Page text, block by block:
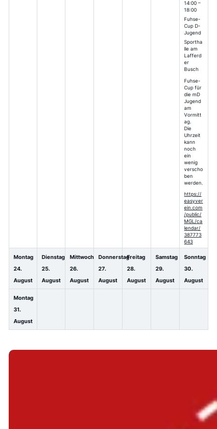
14:00 –
18:00
Fuhse-
Cup D-
Jugend
Sportha
lle am
Lafferd
er
Busch
Fuhse-
Cup für
die mD
Jugend
am
Vormitt
ag.
Die
Uhrzeit
kann
noch
ein
wenig
verscho
ben
werden.
https://
easyver
ein.com
/public/
MGL/ca
lendar/
387773
643
Montag
24.
August
Dienstag
25.
August
Mittwoch
26.
August
Donnerstag
27.
August
Freitag
28.
August
Samstag
29.
August
Sonntag
30.
August
Montag
31.
August